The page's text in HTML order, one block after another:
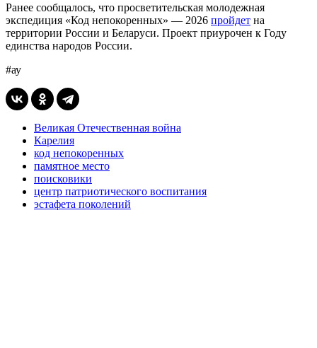
Ранее сообщалось, что просветительская молодежная
экспедиция «Код непокоренных» — 2026 пройдет на
территории России и Беларуси. Проект приурочен к Году
единства народов России.
#ау
Великая Отечественная война
Карелия
код непокоренных
памятное место
поисковики
центр патриотического воспитания
эстафета поколений